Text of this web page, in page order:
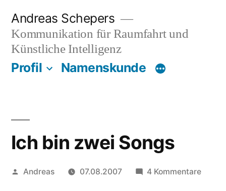
Inhalt
springen
Andreas Schepers
Kommunikation für Raumfahrt und
Künstliche Intelligenz
Profil Namenskunde
Ich bin zwei Songs
Veröffentlicht
Andreas 07.08.2007 4 Kommentarezu